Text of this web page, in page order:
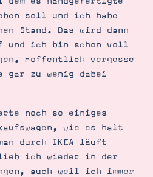
soll und ich habe
Stand. Das wird dann
und ich bin schon voll
Hoffentlich vergesse
gar zu wenig dabei
noch so einiges
wie es halt
durch IKEA läuft
ich wieder in der
auch weil ich immer